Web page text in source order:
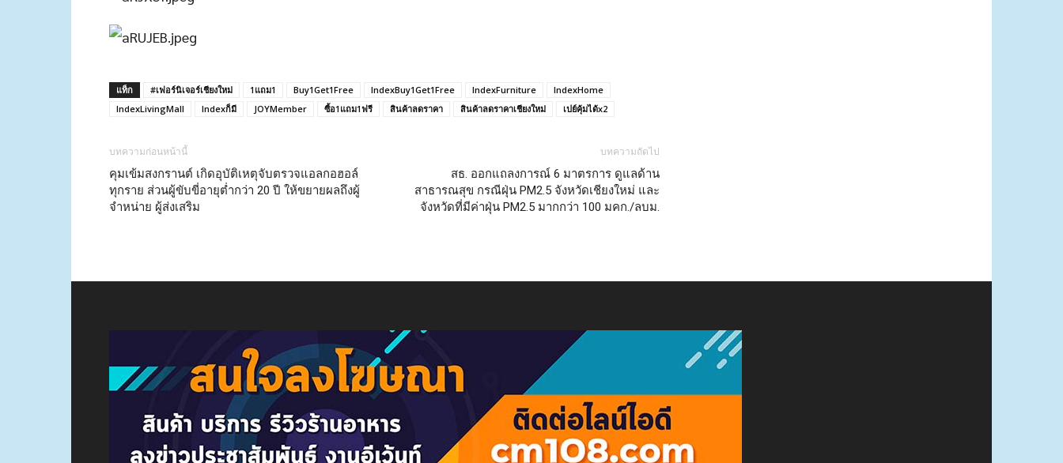
แท็ก #เฟอร์นิเจอร์เชียงใหม่ 1แถม1 Buy1Get1Free IndexBuy1Get1Free IndexFurniture
IndexHome
IndexLivingMall
Indexก็มี JOYMember ซื้อ1แถม1ฟรี สินค้าลดราคา สินค้าลดราคาเชียงใหม่ เปย์คุ้มได้x2
บทความก่อนหน้านี้
คุมเข้มสงกรานต์ เกิดอุบัติเหตุจับตรวจแอลกอฮอล์
ทุกราย ส่วนผู้ขับขี่อายุต่ำกว่า 20 ปี ให้ขยายผลถึงผู้
จำหน่าย ผู้ส่งเสริม
บทความถัดไป
สธ. ออกแถลงการณ์ 6 มาตรการ ดูแลด้าน
สาธารณสุข กรณีฝุ่น PM2.5 จังหวัดเชียงใหม่ และ
จังหวัดที่มีค่าฝุ่น PM2.5 มากกว่า 100 มคก./ลบม.